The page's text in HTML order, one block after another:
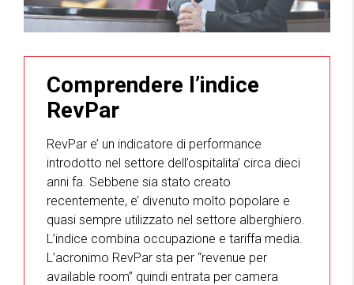
Comprendere l’indice
RevPar
RevPar e’ un indicatore di performance
introdotto nel settore dell’ospitalita’ circa dieci
anni fa. Sebbene sia stato creato
recentemente, e’ divenuto molto popolare e
quasi sempre utilizzato nel settore alberghiero.
L’indice combina occupazione e tariffa media.
L’acronimo RevPar sta per “revenue per
available room” quindi entrata per camera